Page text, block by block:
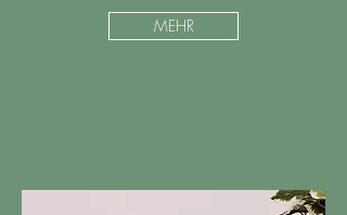
MEHR